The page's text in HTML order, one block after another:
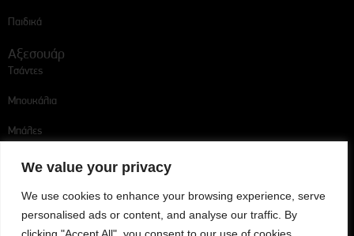
We value your privacy
We use cookies to enhance your browsing experience, serve
personalised ads or content, and analyse our traffic. By
Παιδικά
Αξεσουάρ
Τσάντες
Μπουκάλια
Μπάλες
Ακολουθήστε μας
Omonoia Player Escort